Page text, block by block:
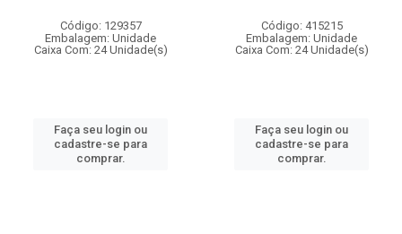
Código: 129357
Embalagem: Unidade
Caixa Com: 24 Unidade(s)
Faça seu login ou
cadastre-se para
comprar.
Código: 415215
Embalagem: Unidade
Caixa Com: 24 Unidade(s)
Faça seu login ou
cadastre-se para
comprar.